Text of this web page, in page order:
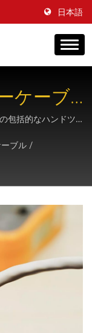
日本語
ケーブ
包括的なハンドツ
ブル /